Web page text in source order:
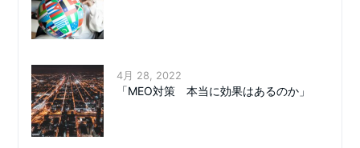
4月 28, 2022
「MEO対策 本当に効果はあるのか」